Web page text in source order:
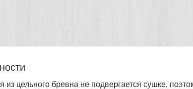
цельного бревна не подвергается сушке,